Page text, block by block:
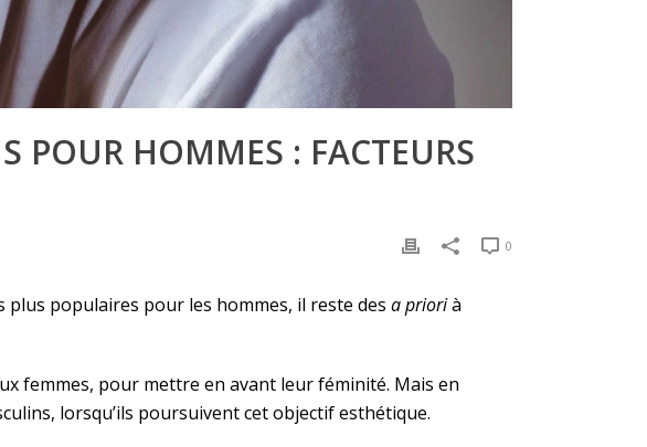
POUR HOMMES : FACTEURS
0
populaires pour les hommes, il reste des a priorià
femmes, pour mettre en avant leur féminité. Mais en
lorsqu’ils poursuivent cet objectif esthétique.